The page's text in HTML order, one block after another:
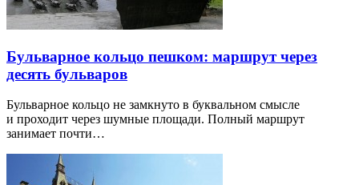
Бульварное кольцо пешком: маршрут через
десять бульваров
Бульварное кольцо не замкнуто в буквальном смысле
и проходит через шумные площади. Полный маршрут
занимает почти…